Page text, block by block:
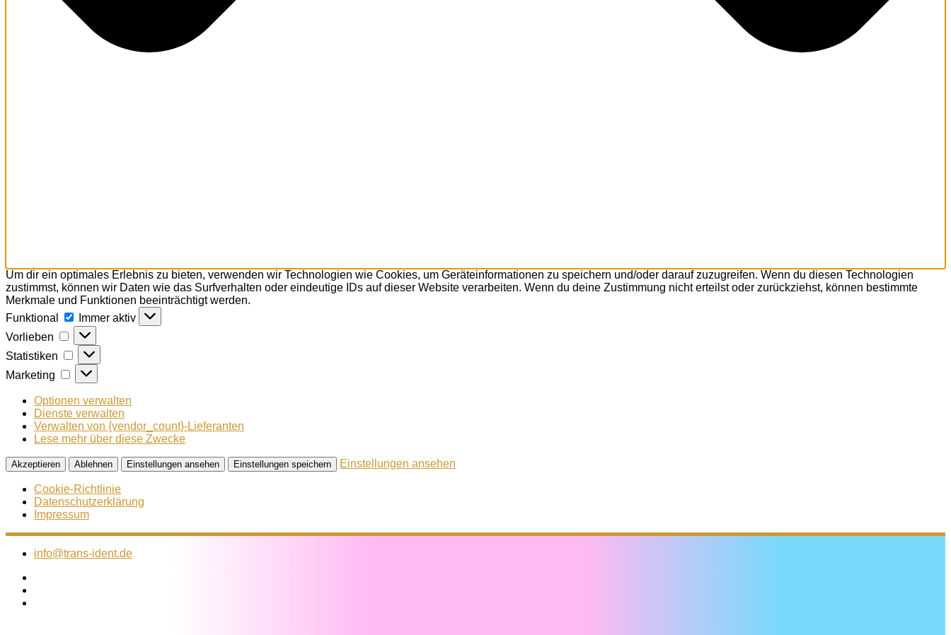
Um dir ein optimales Erlebnis zu bieten, verwenden wir Technologien wie Cookies, um Geräteinformationen zu speichern und/oder darauf zuzugreifen. Wenn du diesen Technologien
zustimmst, können wir Daten wie das Surfverhalten oder eindeutige IDs auf dieser Website verarbeiten. Wenn du deine Zustimmung nicht erteilst oder zurückziehst, können bestimmte
Merkmale und Funktionen beeinträchtigt werden.
Funktional
Funktional
Immer aktiv
Vorlieben
Vorlieben
Statistiken Statistiken
Marketing Marketing
Optionen verwalten
Dienste verwalten
Verwalten von {vendor_count}-Lieferanten
Lese mehr über diese Zwecke
Akzeptieren Ablehnen Einstellungen ansehen Einstellungen speichern Einstellungen ansehen
Cookie-Richtlinie
Datenschutzerklärung
Impressum
Zum
Inhalt
info@trans-ident.de